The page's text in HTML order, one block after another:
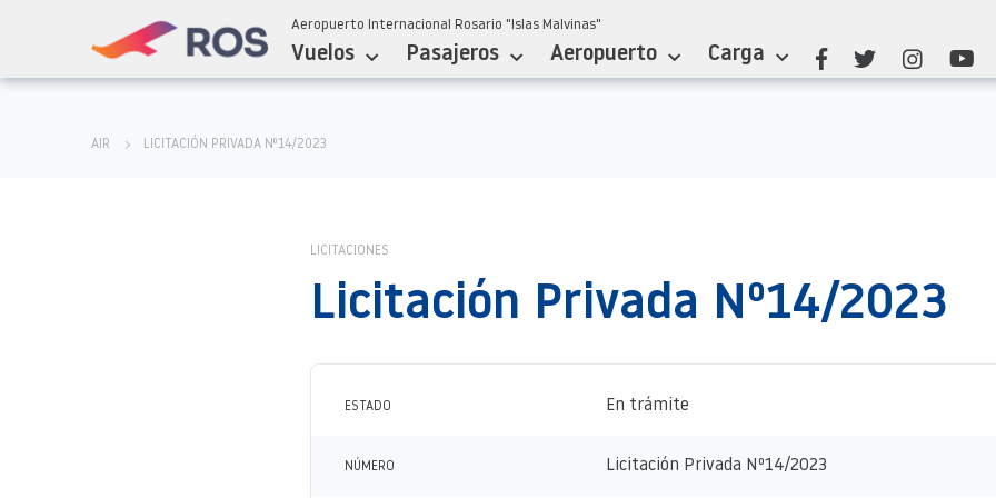
Aeropuerto Internacional Rosario "Islas Malvinas"
Vuelos Pasajeros Aeropuerto Carga
AIR LICITACIÓN PRIVADA Nº14/2023
LICITACIONES
Licitación Privada Nº14/2023
ESTADO En trámite
NÚMERO Licitación Privada Nº14/2023